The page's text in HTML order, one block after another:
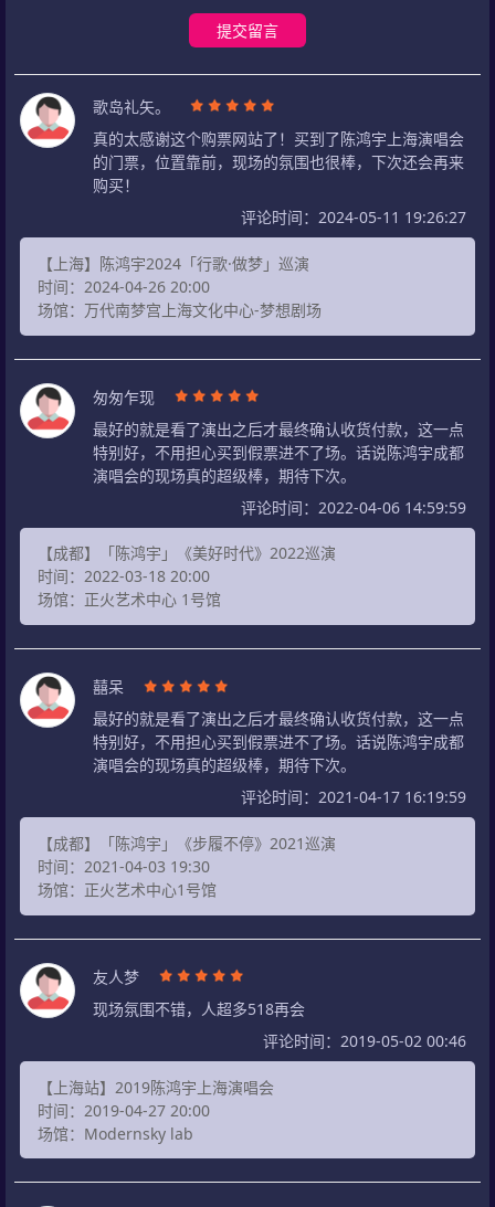
提交留言
歌岛礼矢。
真的太感谢这个购票网站了！买到了陈鸿宇上海演唱会
的门票，位置靠前，现场的氛围也很棒，下次还会再来
购买！
评论时间：2024-05-11 19:26:27
【上海】陈鸿宇2024「行歌·做梦」巡演
时间：2024-04-26 20:00
场馆：万代南梦宫上海文化中心-梦想剧场
匆匆乍现
最好的就是看了演出之后才最终确认收货付款，这一点
特别好，不用担心买到假票进不了场。话说陈鸿宇成都
演唱会的现场真的超级棒，期待下次。
评论时间：2022-04-06 14:59:59
【成都】「陈鸿宇」《美好时代》2022巡演
时间：2022-03-18 20:00
场馆：正火艺术中心 1号馆
囍呆
最好的就是看了演出之后才最终确认收货付款，这一点
特别好，不用担心买到假票进不了场。话说陈鸿宇成都
演唱会的现场真的超级棒，期待下次。
评论时间：2021-04-17 16:19:59
【成都】「陈鸿宇」《步履不停》2021巡演
时间：2021-04-03 19:30
场馆：正火艺术中心1号馆
友人梦
现场氛围不错，人超多518再会
评论时间：2019-05-02 00:46
【上海站】2019陈鸿宇上海演唱会
时间：2019-04-27 20:00
场馆：Modernsky lab